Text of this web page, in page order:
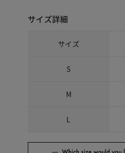
サイズ詳細
サイズ
S
M
L